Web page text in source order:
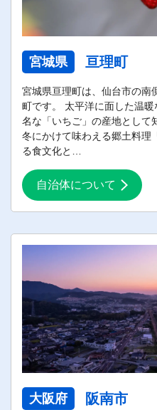
宮城県 亘理町
宮城県亘理町は、仙台市の南
町です。 太平洋に面した温
名な「いちご」の産地として
冬にかけて味わえる郷土料理
る食文化と…
自治体について
大阪府 阪南市